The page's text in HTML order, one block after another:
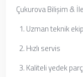
Çukurova Bilişim &
Uzman teknik ekip
Hızlı servis
Kaliteli yedek